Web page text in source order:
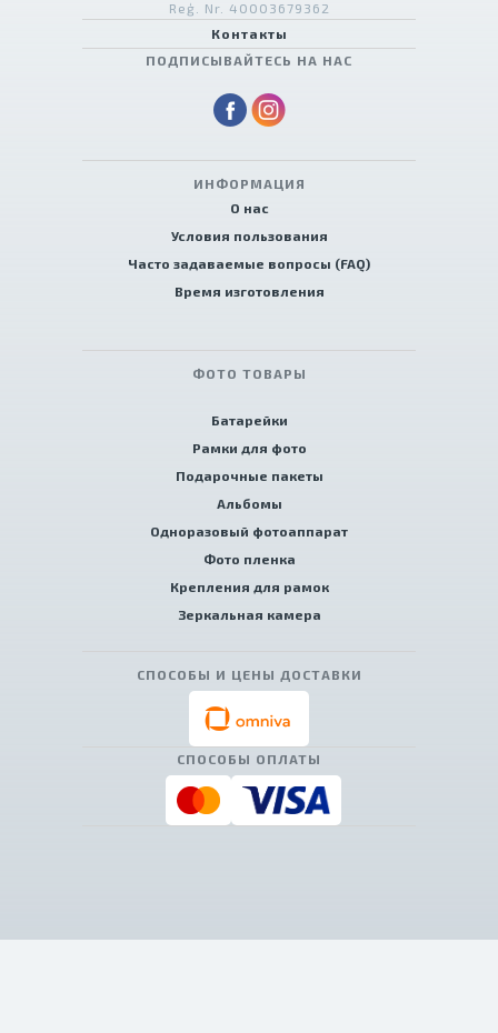
Reģ. Nr. 40003679362
Контакты
ПОДПИСЫВАЙТЕСЬ НА НАС
ИНФОРМАЦИЯ
О нас
Условия пользования
Часто задаваемые вопросы (FAQ)
Время изготовления
ФОТО ТОВАРЫ
Батарейки
Рамки для фото
Подарочные пакеты
Альбомы
Одноразовый фотоаппарат
Фото пленка
Крепления для рамок
Зеркальная камера
СПОСОБЫ И ЦЕНЫ ДОСТАВКИ
СПОСОБЫ ОПЛАТЫ